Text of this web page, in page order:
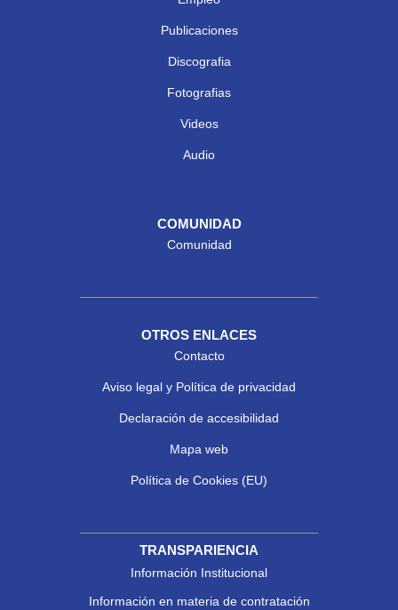
Publicaciones
Discografia
Fotografias
Videos
Audio
COMUNIDAD
Comunidad
OTROS ENLACES
Contacto
Aviso legal y Política de privacidad
Declaración de accesibilidad
Mapa web
Política de Cookies (EU)
TRANSPARIENCIA
Información Institucional
Información en materia de contratación